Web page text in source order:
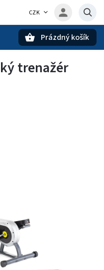
CZK
Prázdný košík
trenažér